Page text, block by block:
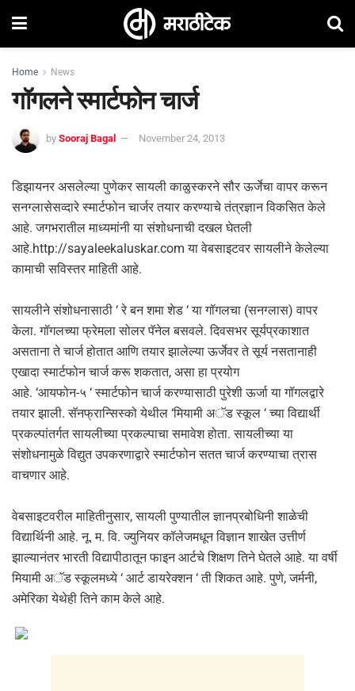
Home News
गॉगलने स्मार्टफोन चार्ज
by Sooraj Bagal November 24, 2013
डिझायनर असलेल्या पुणेकर सायली काळुस्करने सौर ऊर्जेचा वापर करून
सनग्लासेसव्दारे स्मार्टफोन चार्जर तयार करण्याचे तंत्रज्ञान विकसित केले
आहे. जगभरातील माध्यमांनी या संशोधनाची दखल घेतली
आहे.http://sayaleekaluskar.com या वेबसाइटवर सायलीने केलेल्या
कामाची सविस्तर माहिती आहे.
सायलीने संशोधनासाठी ‘ रे बन शमा शेड ‘ या गॉगलचा (सनग्लास) वापर
केला. गॉगलच्या फ्रेमला सोलर पॅनेल बसवले. दिवसभर सूर्यप्रकाशात
असताना ते चार्ज होतात आणि तयार झालेल्या ऊर्जेवर ते सूर्य नसतानाही
एखादा स्मार्टफोन चार्ज करू शकतात, असा हा प्रयोग
आहे. ‘आयफोन-५ ‘ स्मार्टफोन चार्ज करण्यासाठी पुरेशी ऊर्जा या गॉगलद्वारे
तयार झाली. सॅनफ्रान्सिस्को येथील ‘मियामी अॅड स्कूल ‘ च्या विद्यार्थी
प्रकल्पांतर्गत सायलीच्या प्रकल्पाचा समावेश होता. सायलीच्या या
संशोधनामुळे विद्युत उपकरणाद्वारे स्मार्टफोन सतत चार्ज करण्याचा त्रास
वाचणार आहे.
वेबसाइटवरील माहितीनुसार, सायली पुण्यातील ज्ञानप्रबोधिनी शाळेची
विद्यार्थिनी आहे. नू. म. वि. ज्युनियर कॉलेजमधून विज्ञान शाखेत उत्तीर्ण
झाल्यानंतर भारती विद्यापीठातून फाइन आर्टचे शिक्षण तिने घेतले आहे. या वर्षी
मियामी अॅड स्कूलमध्ये ‘ आर्ट डायरेक्शन ‘ ती शिकत आहे. पुणे, जर्मनी,
अमेरिका येथेही तिने काम केले आहे.